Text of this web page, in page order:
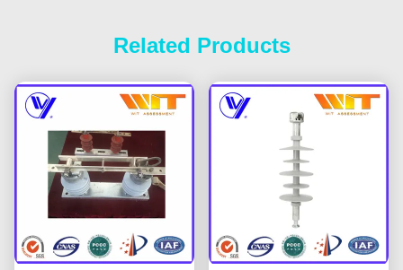
Related Products